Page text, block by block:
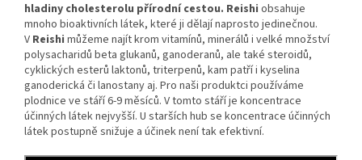
hladiny cholesterolu přírodní cestou. Reishi obsahuje
mnoho bioaktivních látek, které ji dělají naprosto jedinečnou.
V Reishi můžeme najít krom vitamínů, minerálů i velké množství
polysacharidů beta glukanů, ganoderanů, ale také steroidů,
cyklických esterů laktonů, triterpenů, kam patří i kyselina
ganoderická či lanostany aj. Pro naši produktci používáme
plodnice ve stáří 6-9 měsíců. V tomto stáří je koncentrace
účinných látek nejvyšší. U starších hub se koncentrace účinných
látek postupně snižuje a účinek není tak efektivní.